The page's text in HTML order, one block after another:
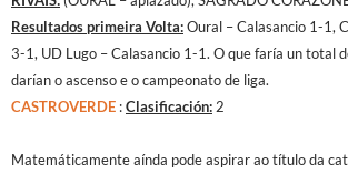
Resultados primeira Volta:Oural – Calasancio 1-1,
3-1, UD Lugo – Calasancio 1-1. O que faría un total
darían o ascenso e o campeonato de liga.
CASTROVERDE :Clasificación: 2
Matemáticamente aínda pode aspirar ao título da